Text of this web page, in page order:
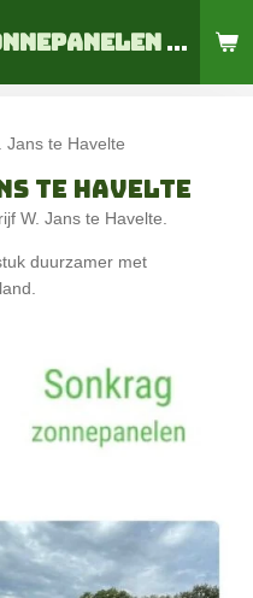
Sonkrag zonnepanelen en thuisaccu's
Jans te Havelte
TE HAVELTE
W. Jans te Havelte.
duurzamer met